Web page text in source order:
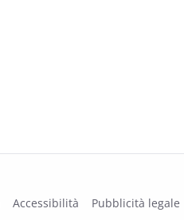
Accessibilità Pubblicità legale